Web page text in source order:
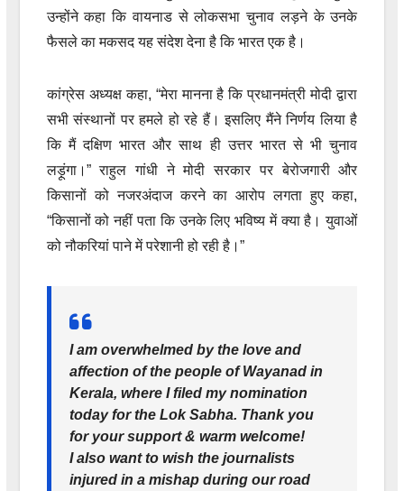
उन्होंने कहा कि वायनाड से लोकसभा चुनाव लड़ने के उनके
फैसले का मकसद यह संदेश देना है कि भारत एक है।
कांग्रेस अध्यक्ष कहा, “मेरा मानना है कि प्रधानमंत्री मोदी द्वारा
सभी संस्थानों पर हमले हो रहे हैं। इसलिए मैंने निर्णय लिया है
कि मैं दक्षिण भारत और साथ ही उत्तर भारत से भी चुनाव
लड़ूंगा।” राहुल गांधी ने मोदी सरकार पर बेरोजगारी और
किसानों को नजरअंदाज करने का आरोप लगता हुए कहा,
“किसानों को नहीं पता कि उनके लिए भविष्य में क्या है। युवाओं
को नौकरियां पाने में परेशानी हो रही है।”
I am overwhelmed by the love and
affection of the people of Wayanad in
Kerala, where I filed my nomination
today for the Lok Sabha. Thank you
for your support & warm welcome!
I also want to wish the journalists
injured in a mishap during our road